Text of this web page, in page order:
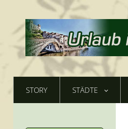
STORY STÄDTE